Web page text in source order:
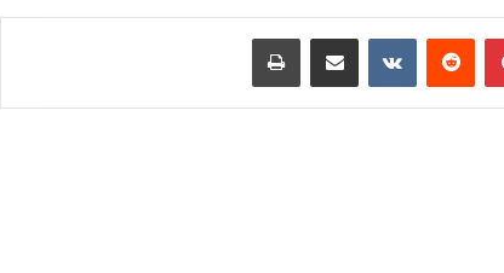
بينتيريست مشاركة عبر البريد طباعة